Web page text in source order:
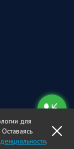
для
.